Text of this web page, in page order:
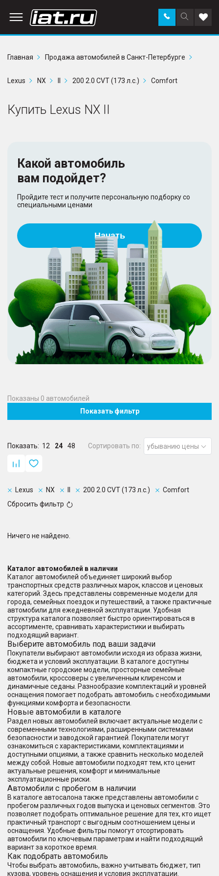
Поиск
по
Заказать
звонок в
Главная
Продажа автомобилей в Санкт-Петербурге
Lexus NX II 200 2.0 CVT (173 л.с.) Comfort
Купить Lexus NX II
Какой автомобиль
вам подойдет?
Пройдите тест и получите персональную подборку со
специальными ценами
Начать
Показаны 0 автомобилей
Показать фильтр
Показать: 12 24 48 Сортировать по: убыванию цены
Lexus NX 200 2.0 CVT (173 л.с.)
Comfort
Сбросить фильтр
Ничего не найдено.
Каталог автомобилей в наличии
Каталог автомобилей объединяет широкий выбор
транспортных средств различных марок, классов и ценовых
категорий. Здесь представлены современные модели для
города, семейных поездок и путешествий, а также практичные
автомобили для ежедневной эксплуатации. Удобная
структура каталога позволяет быстро ориентироваться в
ассортименте, сравнивать характеристики и выбирать
подходящий вариант.
Выберите автомобиль под ваши задачи
Покупатели выбирают автомобили исходя из образа жизни,
бюджета и условий эксплуатации. В каталоге доступны
компактные городские модели, просторные семейные
автомобили, кроссоверы с увеличенным клиренсом и
динамичные седаны. Разнообразие комплектаций и уровней
оснащения помогает подобрать автомобиль с необходимыми
функциями комфорта и безопасности.
Новые автомобили в каталоге
Раздел новых автомобилей включает актуальные модели с
современными технологиями, расширенными системами
безопасности и заводской гарантией. Покупатели могут
ознакомиться с характеристиками, комплектациями и
доступными опциями, а также сравнить несколько моделей
между собой. Новые автомобили подходят тем, кто ценит
актуальные решения, комфорт и минимальные
эксплуатационные риски.
Автомобили с пробегом в наличии
В каталоге автосалона также представлены автомобили с
пробегом различных годов выпуска и ценовых сегментов. Это
позволяет подобрать оптимальное решение для тех, кто ищет
практичный транспорт с выгодным соотношением цены и
оснащения. Удобные фильтры помогут отсортировать
автомобили по ключевым параметрам и найти подходящий
вариант за короткое время.
Как подобрать автомобиль
Чтобы выбрать автомобиль, важно учитывать бюджет, тип
кузова, уровень оснащения и условия эксплуатации.